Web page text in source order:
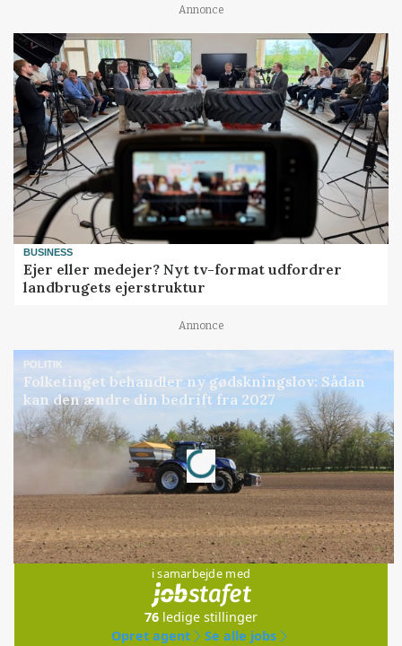
Annonce
BUSINESS
Ejer eller medejer? Nyt tv-format udfordrer
landbrugets ejerstruktur
Annonce
POLITIK
Folketinget behandler ny gødskningslov: Sådan
kan den ændre din bedrift fra 2027
Annonce
Loading...
Jobs
i samarbejde med
76 ledige stillinger
Opret agent
Se alle jobs